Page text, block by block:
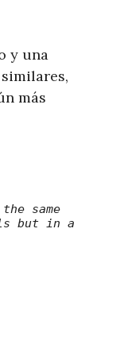
y una
más
same
but in a